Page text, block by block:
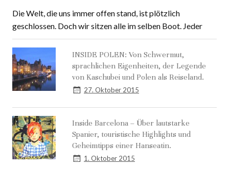
Die Welt, die uns immer offen stand, ist plötzlich
geschlossen. Doch wir sitzen alle im selben Boot. Jeder
INSIDE POLEN: Von Schwermut,
sprachlichen Eigenheiten, der Legende
von Kaschubei und Polen als Reiseland.
Inside Barcelona – Über lautstarke
Spanier, touristische Highlights und
Geheimtipps einer Hanseatin.